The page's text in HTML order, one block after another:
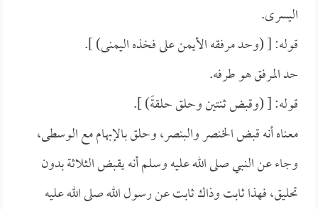
اليسرى.
قوله: [ (وحد مرفقه الأيمن على فخذه اليمنى) ].
حد المرفق هو طرفه.
قوله: [ (وقبض ثنتين وحلق حلقةً) ].
معناه أنه قبض الخنصر والبنصر، وحلق بالإبهام مع الوسطى،
وجاء عن النبي صلى الله عليه وسلم أنه يقبض الثلاثة بدون
تحليق، فهذا ثابت وذاك ثابت عن رسول الله صلى الله عليه